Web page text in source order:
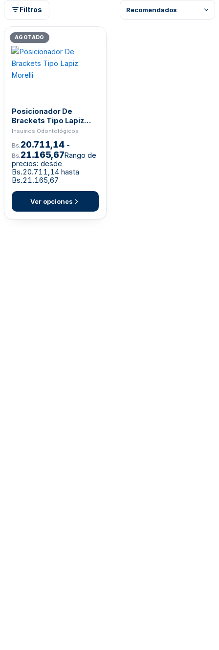
Filtros
AGOTADO
Posicionador De
Brackets Tipo Lapiz
Morelli
Insumos Odontológicos
Bs.20.711,14 -
Bs.21.165,67Rango de
precios: desde
Bs.20.711,14 hasta
Bs.21.165,67
Ver opciones